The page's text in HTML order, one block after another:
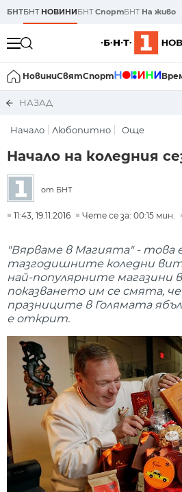
БНТБНТ НОВИНИБНТСпортБНТ На живо
НовиниСвятСпорт
НАЗАД
Начало Любопитно Още
Начало на коледния
от БНТ
11:43, 19.11.2016 Чете се за: 00:15 мин.
"Вярваме в Магията" - това
тазгодишните коледни
най-популярните магазини
показването им се смята,
празниците в Голямата
е открит.